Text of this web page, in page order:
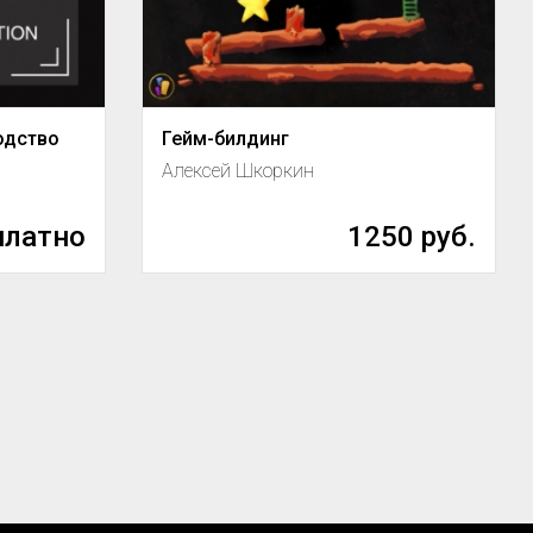
Гейм-билдинг
Алексей Шкоркин
1250 руб.